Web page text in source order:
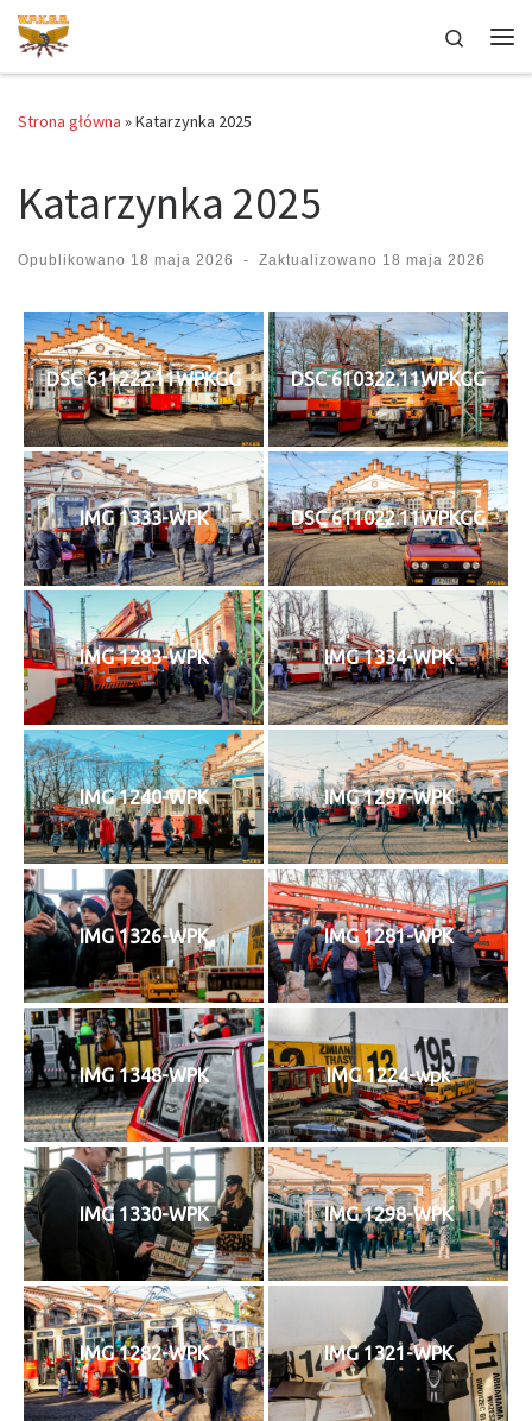
Przejdź do treści
Search
Strona główna »Katarzynka 2025
Katarzynka 2025
Opublikowano 18 maja 2026 - Zaktualizowano 18 maja 2026
DSC 611222.11WPKGG DSC 610322.11WPKGG
IMG 1333-WPK DSC 611022.11WPKGG
IMG 1283-WPK IMG 1334-WPK
IMG 1240-WPK IMG 1297-WPK
IMG 1326-WPK IMG 1281-WPK
IMG 1348-WPK IMG 1224-wpk
IMG 1330-WPK IMG 1298-WPK
IMG 1282-WPK IMG 1321-WPK